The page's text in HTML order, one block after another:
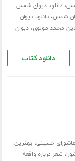
،دانلود دیوان شمس
شمس،دانلود دیوان
محمد مولوی،دیوان
دانلود کتاب
حسینی،بهترین
،شعر درباره واقعه